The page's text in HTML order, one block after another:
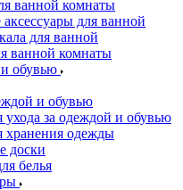
ванной комнаты
для ванной
для ванной
ванной комнаты
обувью
и обувью
ухода за одеждой и обувью
хранения одежды
доски
белья